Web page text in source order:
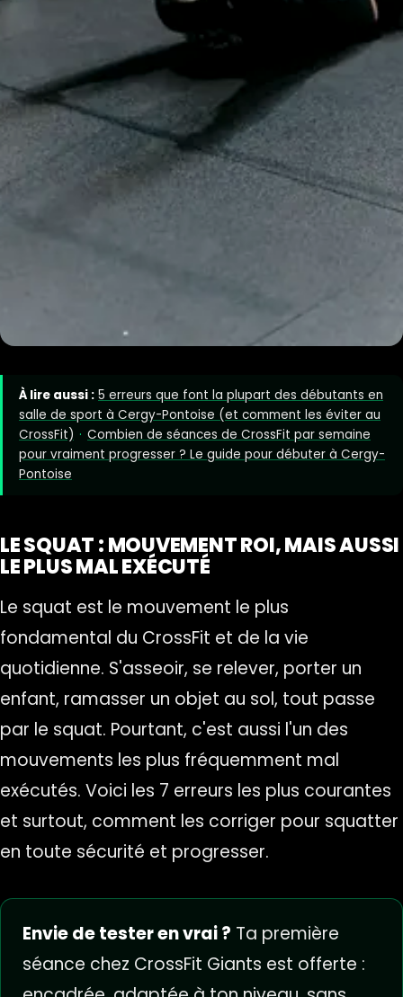
À lire aussi : 5 erreurs que font la plupart des débutants en
salle de sport à Cergy-Pontoise (et comment les éviter au
CrossFit) · Combien de séances de CrossFit par semaine
pour vraiment progresser ? Le guide pour débuter à Cergy-
Pontoise
LE SQUAT : MOUVEMENT ROI, MAIS AUSSI
LE PLUS MAL EXÉCUTÉ
Le squat est le mouvement le plus
fondamental du CrossFit et de la vie
quotidienne. S'asseoir, se relever, porter un
enfant, ramasser un objet au sol, tout passe
par le squat. Pourtant, c'est aussi l'un des
mouvements les plus fréquemment mal
exécutés. Voici les 7 erreurs les plus courantes
et surtout, comment les corriger pour squatter
en toute sécurité et progresser.
Envie de tester en vrai ? Ta première
séance chez CrossFit Giants est offerte :